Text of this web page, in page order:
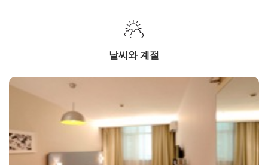
날씨와 계절